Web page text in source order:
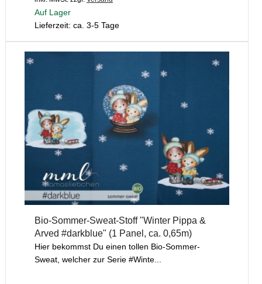
Auf Lager
Lieferzeit: ca. 3-5 Tage
Bio-Sommer-Sweat-Stoff "Winter Pippa &
Arved #darkblue" (1 Panel, ca. 0,65m)
Hier bekommst Du einen tollen Bio-Sommer-
Sweat, welcher zur Serie #Winte...